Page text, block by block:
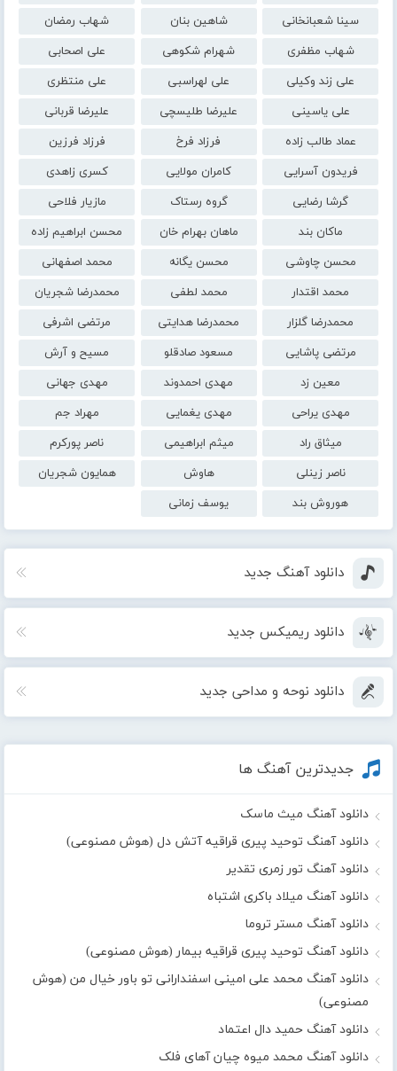
سینا شعبانخانی
شاهین بنان
شهاب رمضان
شهاب مظفری
شهرام شکوهی
علی اصحابی
علی زند وکیلی
علی لهراسبی
علی منتظری
علی یاسینی
علیرضا طلیسچی
علیرضا قربانی
عماد طالب زاده
فرزاد فرخ
فرزاد فرزین
فریدون آسرایی
کامران مولایی
کسری زاهدی
گرشا رضایی
گروه رستاک
مازیار فلاحی
ماکان بند
ماهان بهرام خان
محسن ابراهیم زاده
محسن چاوشی
محسن یگانه
محمد اصفهانی
محمد اقتدار
محمد لطفی
محمدرضا شجریان
محمدرضا گلزار
محمدرضا هدایتی
مرتضی اشرفی
مرتضی پاشایی
مسعود صادقلو
مسیح و آرش
معین زد
مهدی احمدوند
مهدی جهانی
مهدی یراحی
مهدی یغمایی
مهراد جم
میثاق راد
میثم ابراهیمی
ناصر پورکرم
ناصر زینلی
هاوش
همایون شجریان
هوروش بند
یوسف زمانی
دانلود آهنگ جدید
دانلود ریمیکس جدید
دانلود نوحه و مداحی جدید
جدیدترین آهنگ ها
دانلود آهنگ میث ماسک
دانلود آهنگ توحید پیری قراقیه آتش دل (هوش مصنوعی)
دانلود آهنگ تور زمری تقدیر
دانلود آهنگ میلاد باکری اشتباه
دانلود آهنگ مستر تروما
دانلود آهنگ توحید پیری قراقیه بیمار (هوش مصنوعی)
دانلود آهنگ محمد علی امینی اسفندارانی تو باور خیال من (هوش
مصنوعی)
دانلود آهنگ حمید دال اعتماد
دانلود آهنگ محمد میوه چیان آهای فلک